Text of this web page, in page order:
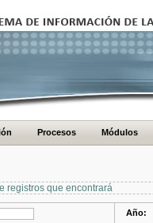
Procesos Módulos
registros que encontrará
Año: